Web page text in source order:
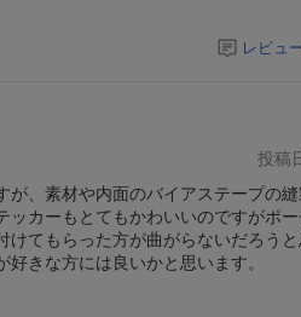
レビュ
投稿
、素材や内面のバイアステープの
カーもとてもかわいいのですがポ
てもらった方が曲がらないだろう
きな方には良いかと思います。